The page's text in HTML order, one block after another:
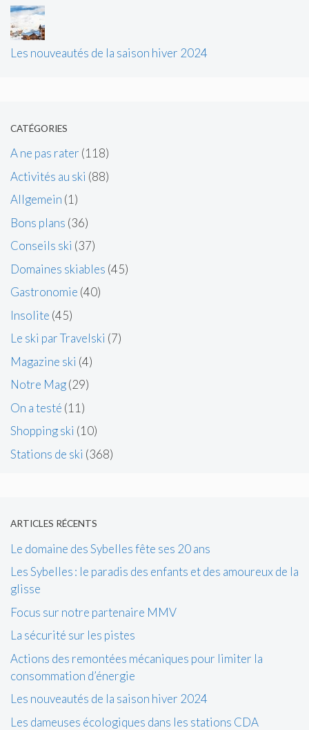
Les nouveautés de la saison hiver 2024
CATÉGORIES
A ne pas rater (118)
Activités au ski (88)
Allgemein (1)
Bons plans (36)
Conseils ski (37)
Domaines skiables (45)
Gastronomie (40)
Insolite (45)
Le ski par Travelski (7)
Magazine ski (4)
Notre Mag(29)
On a testé (11)
Shopping ski (10)
Stations de ski (368)
ARTICLES RÉCENTS
Le domaine des Sybelles fête ses 20 ans
Les Sybelles : le paradis des enfants et des amoureux de la
glisse
Focus sur notre partenaire MMV
La sécurité sur les pistes
Actions des remontées mécaniques pour limiter la
consommation d’énergie
Les nouveautés de la saison hiver 2024
Les dameuses écologiques dans les stations CDA